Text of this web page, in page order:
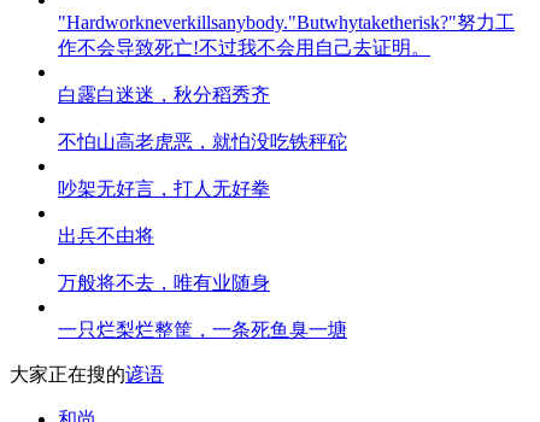
"Hardworkneverkillsanybody."Butwhytaketherisk?"努力工
作不会导致死亡!不过我不会用自己去证明。
白露白迷迷，秋分稻秀齐
不怕山高老虎恶，就怕没吃铁秤砣
吵架无好言，打人无好拳
出兵不由将
万般将不去，唯有业随身
一只烂梨烂整筐，一条死鱼臭一塘
大家正在搜的谚语